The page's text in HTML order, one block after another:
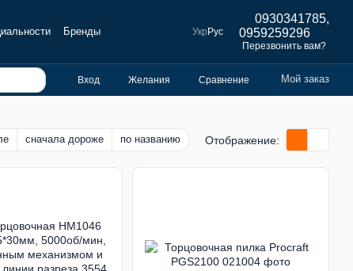
Бренды
Укр Рус
0930341785,
0959259296
Перезвонить вам?
Вход Желания Сравнение Мой заказ
сначала дороже по названию Отображение: